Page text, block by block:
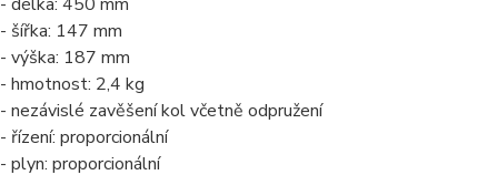
- šířka: 147 mm
- výška: 187 mm
- hmotnost: 2,4 kg
- nezávislé zavěšení kol včetně odpružení
- řízení: proporcionální
- plyn: proporcionální